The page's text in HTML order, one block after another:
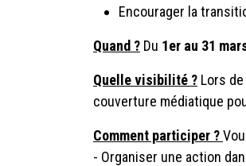
Encourager la
Quand ? Du 1er au 31
Quelle visibilité ? Lors de
couverture médiatique
Comment participer ?
- Organiser une action